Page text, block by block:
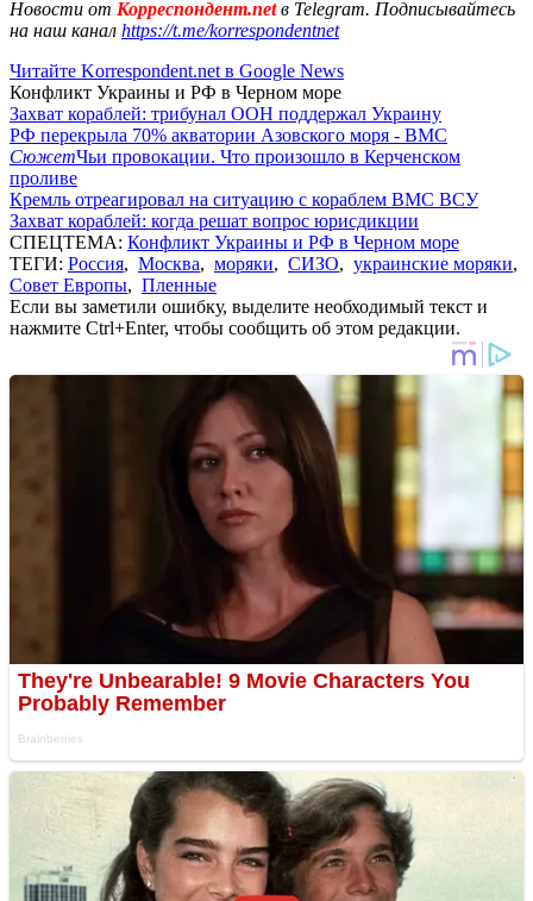
Новости от Корреспондент.netв Telegram. Подписывайтесь
на наш канал https://t.me/korrespondentnet
Читайте Korrespondent.net в Google News
Конфликт Украины и РФ в Черном море
Захват кораблей: трибунал ООН поддержал Украину
РФ перекрыла 70% акватории Азовского моря - ВМС
СюжетЧьи провокации. Что произошло в Керченском
проливе
Кремль отреагировал на ситуацию с кораблем ВМС ВСУ
Захват кораблей: когда решат вопрос юрисдикции
СПЕЦТЕМА: Конфликт Украины и РФ в Черном море
ТЕГИ: Россия, Москва, моряки, СИЗО, украинские моряки,
Совет Европы, Пленные
Если вы заметили ошибку, выделите необходимый текст и
нажмите Ctrl+Enter, чтобы сообщить об этом редакции.